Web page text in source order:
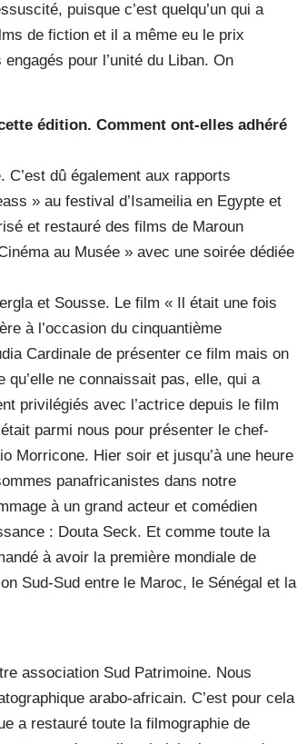
puisque c’est quelqu’un qui a
de fiction et il a même eu le prix
pour l’unité du Liban. On
édition. Comment ont-elles adhéré
dû également aux rapports
» au festival d’Isameilia en Egypte et
et restauré des films de Maroun
au Musée » avec une soirée dédiée
et Sousse. Le film « Il était une fois
à l’occasion du cinquantième
Cardinale de présenter ce film mais on
ne connaissait pas, elle, qui a
privilégiés avec l’actrice depuis le film
parmi nous pour présenter le chef-
Morricone. Hier soir et jusqu’à une heure
panafricanistes dans notre
à un grand acteur et comédien
: Douta Seck. Et comme toute la
à avoir la première mondiale de
Sud-Sud entre le Maroc, le Sénégal et la
association Sud Patrimoine. Nous
arabo-africain. C’est pour cela
a restauré toute la filmographie de